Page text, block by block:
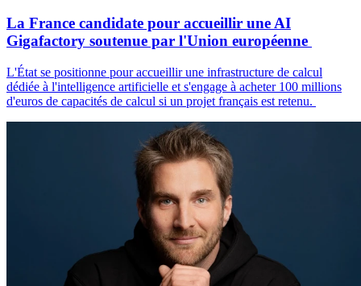
La France candidate pour accueillir une AI
Gigafactory soutenue par l'Union européenne
L'État se positionne pour accueillir une infrastructure de calcul
dédiée à l'intelligence artificielle et s'engage à acheter 100 millions
d'euros de capacités de calcul si un projet français est retenu.